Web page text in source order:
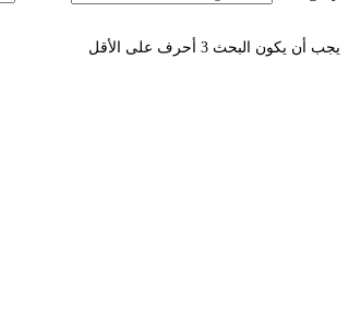
يجب أن يكون البحث 3 أحرف على الأقل